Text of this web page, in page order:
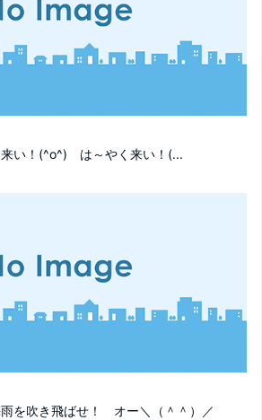
い！(^o^) は～やく来い！(...
を吹き飛ばせ！ オー＼（＾＾）／